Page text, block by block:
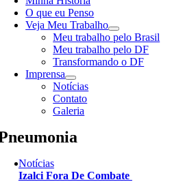
O que eu Penso
Veja Meu Trabalho
Meu trabalho pelo Brasil
Meu trabalho pelo DF
Transformando o DF
Imprensa
Notícias
Contato
Galeria
Notícias
Izalci Fora De Combate